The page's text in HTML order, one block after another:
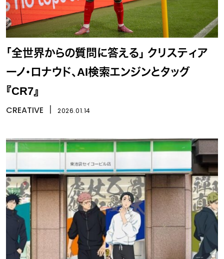
「全世界からの質問に答える」 クリスティア
ーノ・ロナウド、AI検索エンジンとタッグ
『CR7』
CREATIVE 2026.01.14